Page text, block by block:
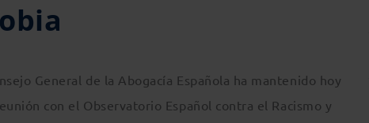
General de la Abogacía Española ha mantenido hoy
con el Observatorio Español contra el Racismo y